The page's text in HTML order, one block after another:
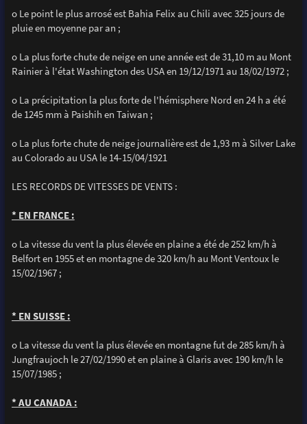
o Le point le plus arrosé est Bahia Felix au Chili avec 325 jours de
pluie en moyenne par an ;
o La plus forte chute de neige en une année est de 31,10 m au Mont
Rainier à l'état Washington des USA en 19/12/1971 au 18/02/1972 ;
o La précipitation la plus forte de l'hémisphere Nord en 24 h a été
de 1245 mm à Paishih en Taiwan ;
o La plus forte chute de neige journalière est de 1,93 m à Silver Lake
au Colorado au USA le 14-15/04/1921
LES RECORDS DE VITESSES DE VENTS :
* EN FRANCE :
o La vitesse du vent la plus élevée en plaine a été de 252 km/h à
Belfort en 1955 et en montagne de 320 km/h au Mont Ventoux le
15/02/1967 ;
* EN SUISSE :
o La vitesse du vent la plus élevée en montagne fut de 285 km/h à
Jungfraujoch le 27/02/1990 et en plaine à Glaris avec 190 km/h le
15/07/1985 ;
* AU CANADA :